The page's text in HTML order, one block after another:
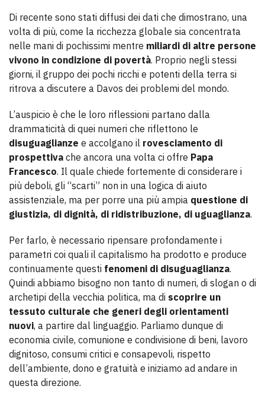
Di recente sono stati diffusi dei dati che dimostrano, una
volta di più, come la ricchezza globale sia concentrata
nelle mani di pochissimi mentre miliardi di altre persone
vivono in condizione di povertà. Proprio negli stessi
giorni, il gruppo dei pochi ricchi e potenti della terra si
ritrova a discutere a Davos dei problemi del mondo.
L’auspicio è che le loro riflessioni partano dalla
drammaticità di quei numeri che riflettono le
disuguaglianze e accolgano il rovesciamento di
prospettiva che ancora una volta ci offre Papa
Francesco. Il quale chiede fortemente di considerare i
più deboli, gli “scarti” non in una logica di aiuto
assistenziale, ma per porre una più ampia questione di
giustizia, di dignità, di ridistribuzione, di uguaglianza.
Per farlo, è necessario ripensare profondamente i
parametri coi quali il capitalismo ha prodotto e produce
continuamente questi fenomeni di disuguaglianza.
Quindi abbiamo bisogno non tanto di numeri, di slogan o di
archetipi della vecchia politica, ma di scoprire un
tessuto culturale che generi degli orientamenti
nuovi, a partire dal linguaggio. Parliamo dunque di
economia civile, comunione e condivisione di beni, lavoro
dignitoso, consumi critici e consapevoli, rispetto
dell’ambiente, dono e gratuità e iniziamo ad andare in
questa direzione.